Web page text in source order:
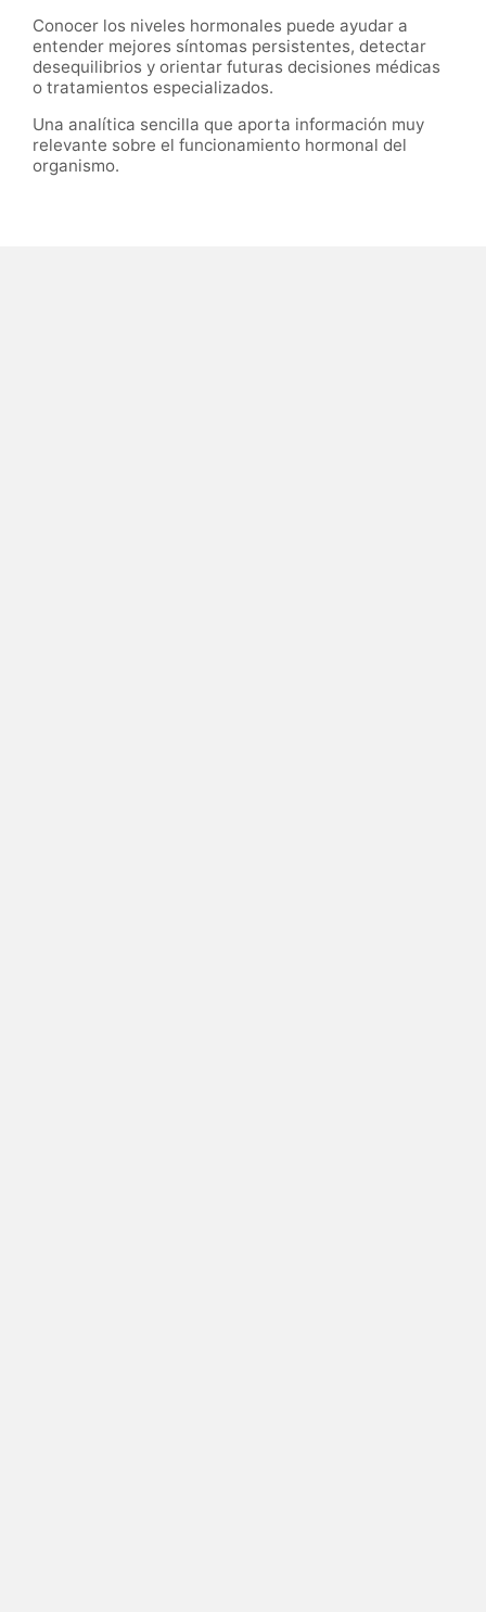
Conocer los niveles hormonales puede ayudar a
entender mejores síntomas persistentes, detectar
desequilibrios y orientar futuras decisiones médicas
o tratamientos especializados.
Una analítica sencilla que aporta información muy
relevante sobre el funcionamiento hormonal del
organismo.